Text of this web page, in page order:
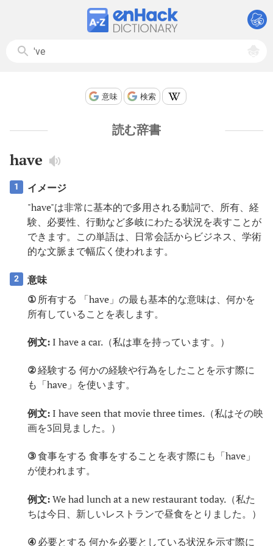
意味 検索
読む辞書
have
1
イメージ
"have"は非常に基本的で多用される動詞で、所有、経
験、必要性、行動など多岐にわたる状況を表すことが
できます。この単語は、日常会話からビジネス、学術
的な文脈まで幅広く使われます。
2
意味
①所有する 「have」の最も基本的な意味は、何かを
所有していることを表します。
例文:I have a car.（私は車を持っています。）
②経験する 何かの経験や行為をしたことを示す際に
も「have」を使います。
例文:I have seen that movie three times.（私はその映
画を3回見ました。）
③食事をする 食事をすることを表す際にも「have」
が使われます。
例文:We had lunch at a new restaurant today.（私た
ちは今日、新しいレストランで昼食をとりました。）
④必要とする 何かを必要としている状況を示す際に